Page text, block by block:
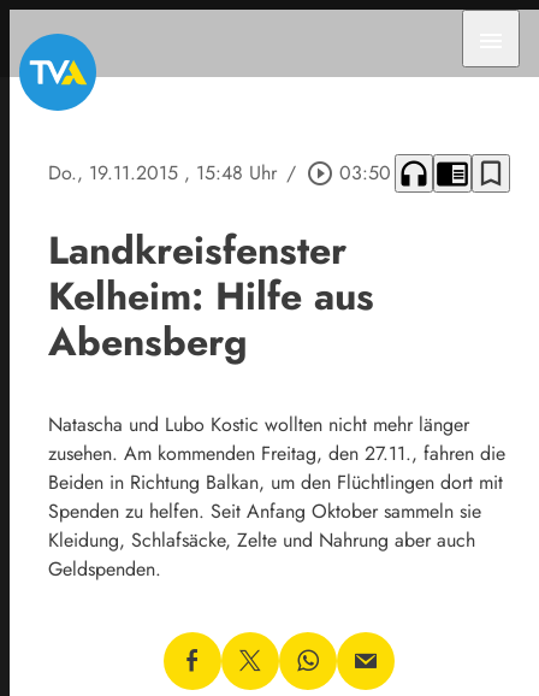
Do., 19.11.2015 , 15:48 Uhr / play_circle_outline 03:50 headphones chrome_reader_mode bookmark_border
Landkreisfenster
Kelheim: Hilfe aus
Abensberg
Natascha und Lubo Kostic wollten nicht mehr länger
zusehen. Am kommenden Freitag, den 27.11., fahren die
Beiden in Richtung Balkan, um den Flüchtlingen dort mit
Spenden zu helfen. Seit Anfang Oktober sammeln sie
Kleidung, Schlafsäcke, Zelte und Nahrung aber auch
Geldspenden.